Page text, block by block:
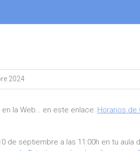
2024
la Web… en este enlace: Horarios de
de septiembre a las 11:00h en tu aula